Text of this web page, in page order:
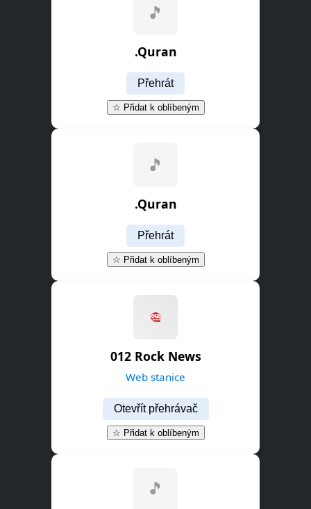
🎵
.Quran
Přehrát
☆ Přidat k oblíbeným
🎵
.Quran
Přehrát
☆ Přidat k oblíbeným
012 Rock News
Web stanice
Otevřít přehrávač
☆ Přidat k oblíbeným